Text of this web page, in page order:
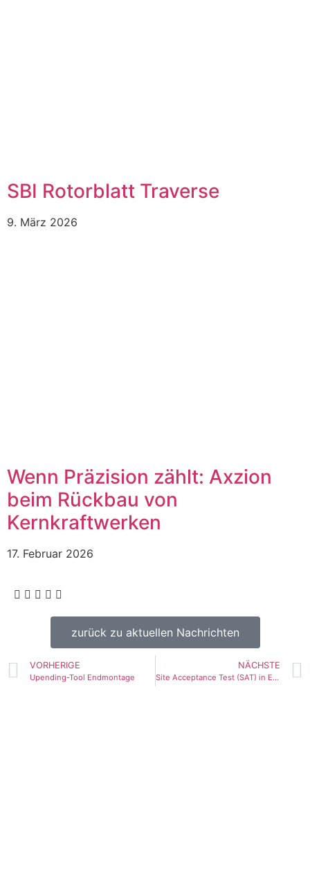
SBI Rotorblatt Traverse
9. März 2026
Wenn Präzision zählt: Axzion
beim Rückbau von
Kernkraftwerken
17. Februar 2026
zurück zu aktuellen Nachrichten
VORHERIGE
Upending-Tool Endmontage
NÄCHSTE
Site Acceptance Test (SAT) in Emden